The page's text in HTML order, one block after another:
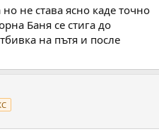
не става ясно каде точно
Баня се стига до
на пътя и после